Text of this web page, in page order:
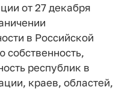
от 27 декабря
в Российской
республик в
краев, областей,